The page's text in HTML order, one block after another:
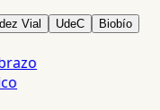
Vial UdeC Biobío